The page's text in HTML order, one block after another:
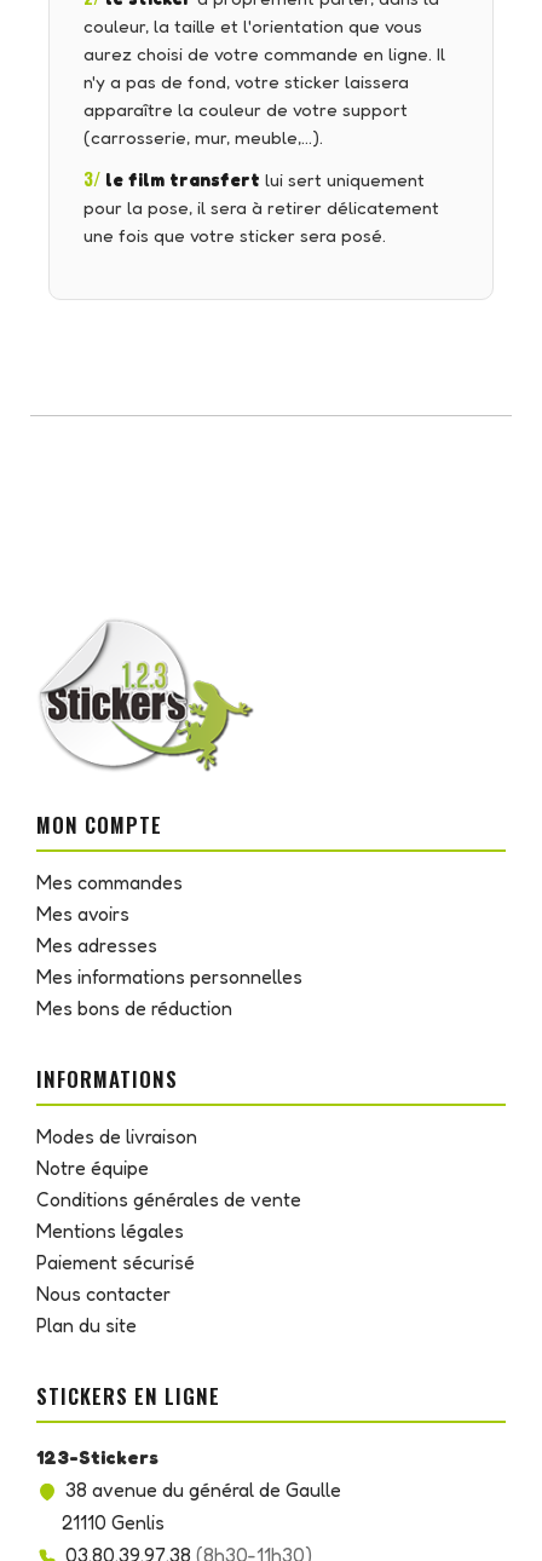
couleur, la taille et l'orientation que vous
aurez choisi de votre commande en ligne. Il
n'y a pas de fond, votre sticker laissera
apparaître la couleur de votre support
(carrosserie, mur, meuble,…).
3/ le film transfert lui sert uniquement
pour la pose, il sera à retirer délicatement
une fois que votre sticker sera posé.
MON COMPTE
Mes commandes
Mes avoirs
Mes adresses
Mes informations personnelles
Mes bons de réduction
INFORMATIONS
Modes de livraison
Notre équipe
Conditions générales de vente
Mentions légales
Paiement sécurisé
Nous contacter
Plan du site
STICKERS EN LIGNE
123-Stickers
38 avenue du général de Gaulle
21110 Genlis
03.80.39.97.38 (8h30-11h30)